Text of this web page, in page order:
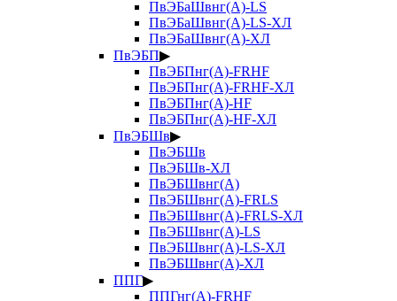
ПвЭБаШвнг(А)-LS
ПвЭБаШвнг(А)-LS-ХЛ
ПвЭБаШвнг(А)-ХЛ
ПвЭБП▶
ПвЭБПнг(А)-FRHF
ПвЭБПнг(А)-FRHF-ХЛ
ПвЭБПнг(А)-HF
ПвЭБПнг(А)-HF-ХЛ
ПвЭБШв▶
ПвЭБШв
ПвЭБШв-ХЛ
ПвЭБШвнг(А)
ПвЭБШвнг(А)-FRLS
ПвЭБШвнг(А)-FRLS-ХЛ
ПвЭБШвнг(А)-LS
ПвЭБШвнг(А)-LS-ХЛ
ПвЭБШвнг(А)-ХЛ
ППГ▶
ППГнг(А)-FRHF